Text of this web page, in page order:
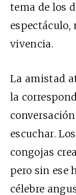
tema de los
espectáculo,
vivencia.
La amistad
la
escuchar.
congojas
pero sin ese
célebre